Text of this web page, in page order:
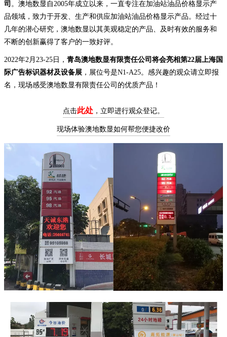
司 。澳地数显自2005年成立以来，一直专注在加油站油品价格显示产
品领域，致力于开发、生产和供应加油站油品价格显示产品。经过十
几年的潜心研究，澳地数显以其美观稳定的产品、及时有效的服务和
不断的创新赢得了客户的一致好评。
2022年2月23-25日， 青岛澳地数显有限责任公司将会亮相第22届上海国
际广告标识器材及设备展 ，展位号是N1-A25。感兴趣的观众请立即报
名，现场感受澳地数显有限责任公司的优质产品！
点击此处 ，立即进行观众登记。
现场体验澳地数显如何帮您便捷改价